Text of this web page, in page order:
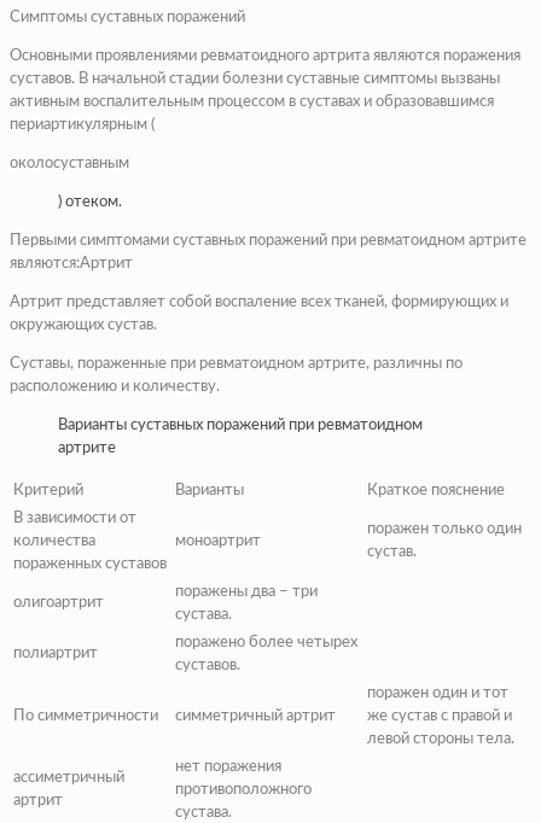
Симптомы суставных поражений
Основными проявлениями ревматоидного артрита являются поражения
суставов. В начальной стадии болезни суставные симптомы вызваны
активным воспалительным процессом в суставах и образовавшимся
периартикулярным (
околосуставным
) отеком.
Первыми симптомами суставных поражений при ревматоидном артрите
являются:Артрит
Артрит представляет собой воспаление всех тканей, формирующих и
окружающих сустав.
Суставы, пораженные при ревматоидном артрите, различны по
расположению и количеству.
Варианты суставных поражений при ревматоидном
артрите
Критерий Варианты
Краткое пояснение
В зависимости от
количества
пораженных суставов
моноартрит
поражен только один
сустав.
олигоартрит
поражены два – три
сустава.
полиартрит
поражено более четырех
суставов.
По симметричности симметричный артрит
поражен один и тот
же сустав с правой и
левой стороны тела.
ассиметричный
артрит
нет поражения
противоположного
сустава.